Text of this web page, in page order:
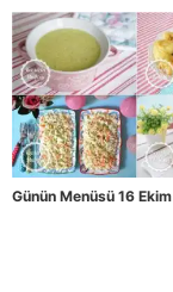
Günün Menüsü 16 Ekim